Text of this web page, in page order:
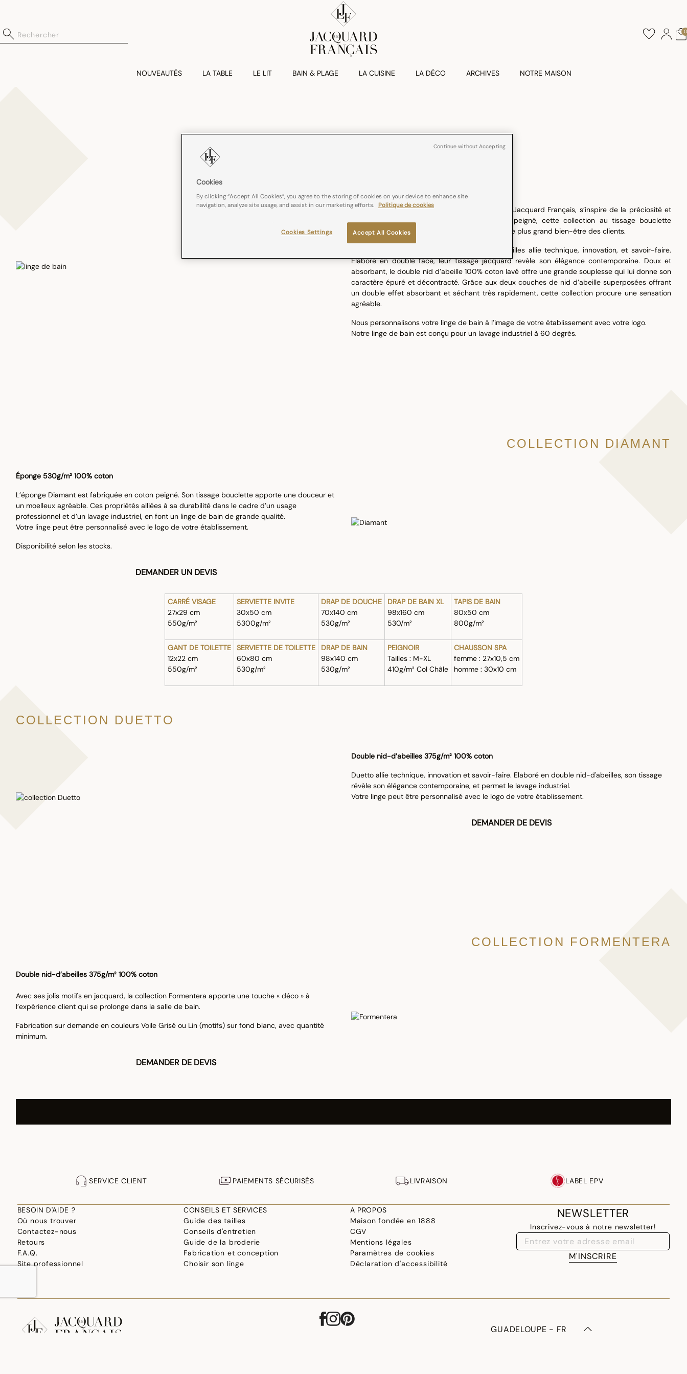
0
NOUVEAUTÉS LA TABLE LE LIT BAIN & PLAGE LA CUISINE LA DÉCO ARCHIVES NOTRE MAISON
NOTRE OFFRE BAIN
La collection de linge de bain éponge blanc Le Jacquard Français, s’inspire de la préciosité et
du prestige du diamant. Fabriquée en coton peigné, cette collection au tissage bouclette
apporte une douceur et un grand confort, pour le plus grand bien-être des clients.
Notre collection de linge de bain en nid d’abeilles allie technique, innovation, et savoir-faire.
Elaboré en double face, leur tissage jacquard revèle son élégance contemporaine. Doux et
absorbant, le double nid d’abeille 100% coton lavé offre une grande souplesse qui lui donne son
caractère épuré et décontracté. Grâce aux deux couches de nid d’abeille superposées offrant
un double effet absorbant et séchant très rapidement, cette collection procure une sensation
agréable.
Nous personnalisons votre linge de bain à l’image de votre établissement avec votre logo.
Notre linge de bain est conçu pour un lavage industriel à 60 degrés.
COLLECTION DIAMANT
Éponge 530g/m² 100% coton
L’éponge Diamant est fabriquée en coton peigné. Son tissage bouclette apporte une douceur et
un moelleux agréable. Ces propriétés alliées à sa durabilité dans le cadre d’un usage
professionnel et d’un lavage industriel, en font un linge de bain de grande qualité.
Votre linge peut être personnalisé avec le logo de votre établissement.
Disponibilité selon les stocks.
DEMANDER UN DEVIS
CARRÉ VISAGE
27x29 cm
550g/m²
SERVIETTE INVITE
30x50 cm
5300g/m²
DRAP DE DOUCHE
70x140 cm
530g/m²
DRAP DE BAIN XL
98x160 cm
530/m²
TAPIS DE BAIN
80x50 cm
800g/m²
GANT DE TOILETTE
12x22 cm
550g/m²
SERVIETTE DE TOILETTE
60x80 cm
530g/m²
DRAP DE BAIN
98x140 cm
530g/m²
PEIGNOIR
Tailles : M-XL
410g/m² Col Châle
CHAUSSON SPA
femme : 27x10,5 cm
homme : 30x10 cm
COLLECTION DUETTO
Double nid-d’abeilles 375g/m² 100% coton
Duetto allie technique, innovation et savoir-faire. Elaboré en double nid-d'abeilles, son tissage
révèle son élégance contemporaine, et permet le lavage industriel.
Votre linge peut être personnalisé avec le logo de votre établissement.
DEMANDER DE DEVIS
COLLECTION FORMENTERA
Double nid-d’abeilles 375g/m² 100% coton
Avec ses jolis motifs en jacquard, la collection Formentera apporte une touche « déco » à
l’expérience client qui se prolonge dans la salle de bain.
Fabrication sur demande en couleurs Voile Grisé ou Lin (motifs) sur fond blanc, avec quantité
minimum.
DEMANDER DE DEVIS
06 65 80 63 17 -service.client@le-jacquard-francais.com
SERVICE CLIENT PAIEMENTS SÉCURISÉS LIVRAISON LABEL EPV
BESOIN D'AIDE ?
Où nous trouver
Contactez-nous
Retours
F.A.Q.
Site professionnel
CONSEILS ET SERVICES
Guide des tailles
Conseils d'entretien
Guide de la broderie
Fabrication et conception
Choisir son linge
A PROPOS
Maison fondée en 1888
CGV
Mentions légales
Paramètres de cookies
Déclaration d'accessibilité
NEWSLETTER
Inscrivez-vous à notre newsletter!
M'INSCRIRE
GUADELOUPE - FR
Cookies
By clicking “Accept All Cookies”, you agree to the storing of cookies on your device to enhance site
navigation, analyze site usage, and assist in our marketing efforts. Politique de cookies
Accept All Cookies
Cookies Settings
Continue without Accepting